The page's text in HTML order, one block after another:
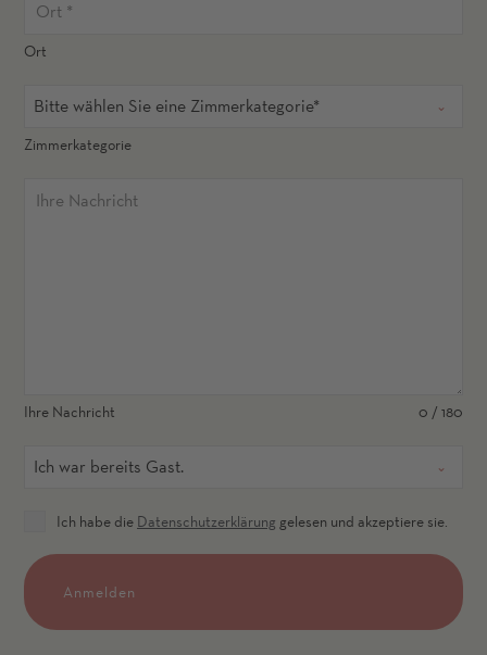
Ort
Bitte wählen Sie eine Zimmerkategorie*
Zimmerkategorie
Ihre Nachricht 0 / 180
Ich war bereits Gast.
Ich habe die Datenschutzerklärung gelesen und akzeptiere sie.
Anmelden